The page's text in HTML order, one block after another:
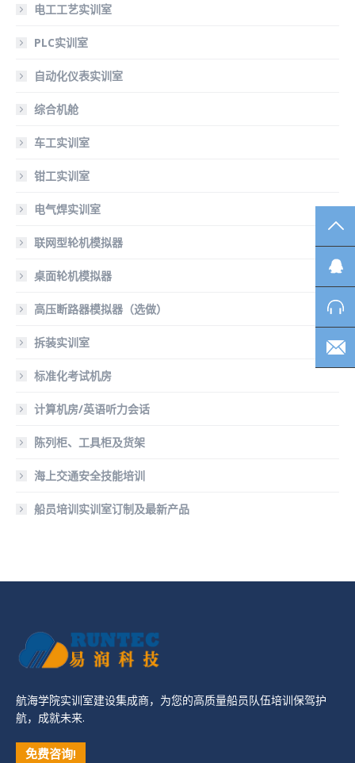
电工工艺实训室
PLC实训室
自动化仪表实训室
综合机舱
车工实训室
钳工实训室
电气焊实训室
联网型轮机模拟器
桌面轮机模拟器
高压断路器模拟器（选做）
拆装实训室
标准化考试机房
计算机房/英语听力会话
陈列柜、工具柜及货架
海上交通安全技能培训
船员培训实训室订制及最新产品
航海学院实训室建设集成商，为您的高质量船员队伍培训保驾护
航，成就未来.
免费咨询!